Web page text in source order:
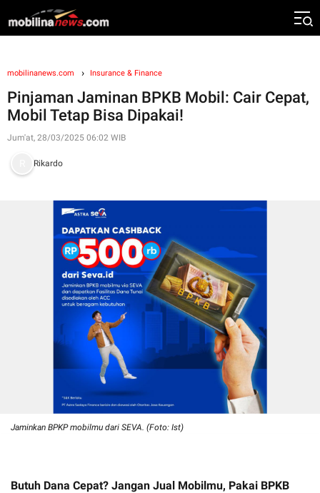
mobilinanews.com Insurance & Finance
Pinjaman Jaminan BPKB Mobil: Cair Cepat,
Mobil Tetap Bisa Dipakai!
Jum'at, 28/03/2025 06:02 WIB
Rikardo
Jaminkan BPKP mobilmu dari SEVA. (Foto: Ist)
Butuh Dana Cepat? Jangan Jual Mobilmu, Pakai BPKB